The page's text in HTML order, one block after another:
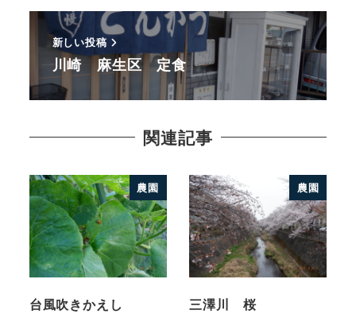
新しい投稿
川崎 麻生区 定食
関連記事
農園
台風吹きかえし
農園
三澤川 桜